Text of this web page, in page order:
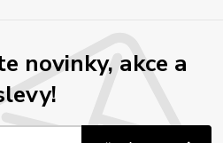
novinky, akce a